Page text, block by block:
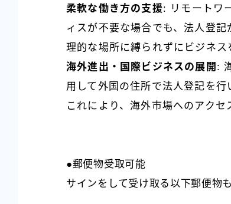
柔軟な働き方の支援: リモートワ
ィスが不要な場合でも、法人登
理的な場所に縛られずにビジネス
海外進出・国際ビジネスの展開 :
用して外国の住所で法人登記を行
これにより、海外市場へのアクセ
●郵便物受取可能
サインをして受け取る以下郵便物